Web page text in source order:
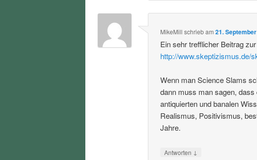
MikeMill schriebam21.
Ein sehr trefflicher Beitrag
http://www.skeptizismus.de/
Wenn man Science Slams
dann muss man sagen,
antiquierten und banalen
Realismus, Positivismus,
Jahre.
Antworten ↓